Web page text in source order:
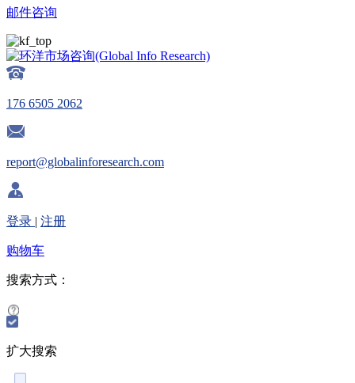
邮件咨询
176 6505 2062
report@globalinforesearch.com
登录 | 注册
购物车
搜索方式：
扩大搜索